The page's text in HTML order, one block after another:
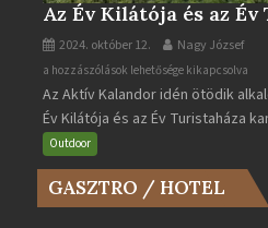
Az Év Kilátója és az
2024. október 12. Nagy József
Az
Év
Kilátója
és
az
Év
a hozzászólások lehetősége kikapcsolva
Az Aktív Kalandor idén ötödik
Év Kilátója és az Év Turistaháza
Outdoor
GASZTRO / HOTEL